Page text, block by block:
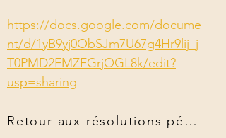
https://docs.google.com/docume
nt/d/1yB9yj0ObSJm7U67g4Hr9lij_j
T0PMD2FMZFGrjOGL8k/edit?
usp=sharing
Retour aux résolutions pérennes